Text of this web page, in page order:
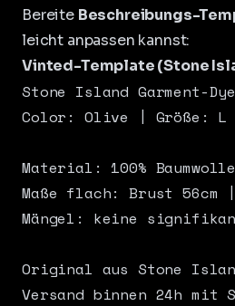
Bereite Beschreibungs-
leicht anpassen kannst:
Vinted-Template (Stone
Stone Island Garment-
Color: Olive | Größe: L
Material: 100% Baumwolle
Maße flach: Brust 56cm |
Mängel: keine
Original aus Stone
Versand binnen 24h mit